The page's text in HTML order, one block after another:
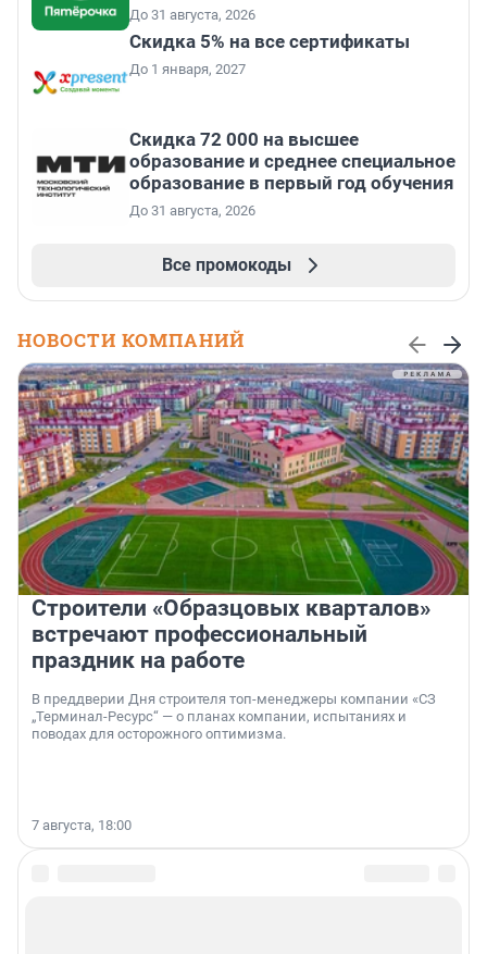
До 31 августа, 2026
Скидка 5% на все сертификаты
До 1 января, 2027
Скидка 72 000 на высшее
образование и среднее специальное
образование в первый год обучения
До 31 августа, 2026
Все промокоды
НОВОСТИ КОМПАНИЙ
Строители «Образцовых кварталов»
встречают профессиональный
праздник на работе
В преддверии Дня строителя топ-менеджеры компании «СЗ
„Терминал-Ресурс“ — о планах компании, испытаниях и
поводах для осторожного оптимизма.
7 августа, 18:00